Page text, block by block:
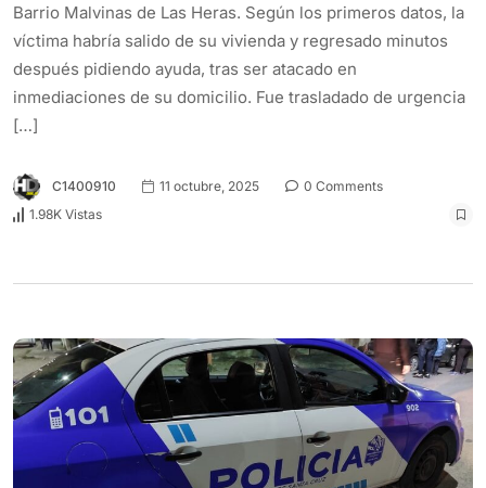
Barrio Malvinas de Las Heras. Según los primeros datos, la
víctima habría salido de su vivienda y regresado minutos
después pidiendo ayuda, tras ser atacado en
inmediaciones de su domicilio. Fue trasladado de urgencia
[…]
C1400910 11 octubre, 2025
0 Comments
1.98K Vistas